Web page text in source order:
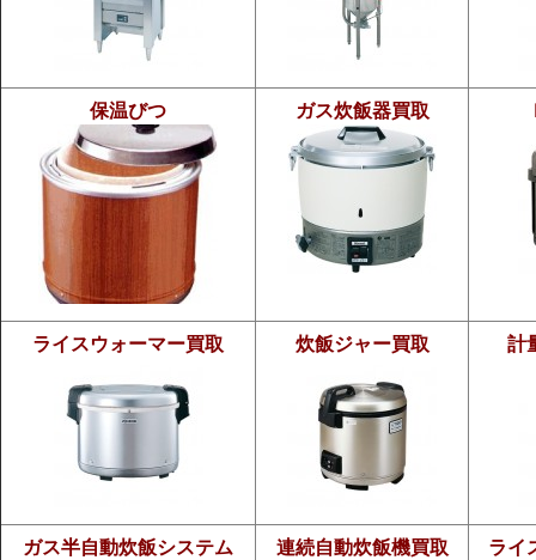
保温びつ ガス炊飯器買取
ライスウォーマー買取 炊飯ジャー買取 計
ガス半自動炊飯システム 連続自動炊飯機買取 ライ